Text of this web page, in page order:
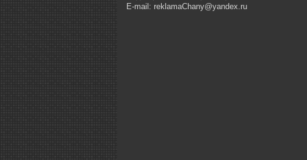
E-mail: reklamaChany@yandex.ru